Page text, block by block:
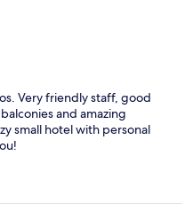
Very friendly staff, good
and amazing
small hotel with personal